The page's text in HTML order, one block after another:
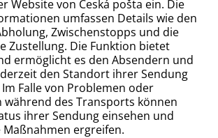
Website von Česká pošta ein. Die
umfassen Details wie den
Zwischenstopps und die
Zustellung. Die Funktion bietet
ermöglicht es den Absendern und
den Standort ihrer Sendung
Falle von Problemen oder
während des Transports können
ihrer Sendung einsehen und
ergreifen.